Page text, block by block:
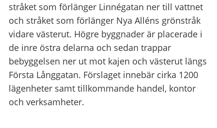
stråket som förlänger Linnégatan ner till vattnet
och stråket som förlänger Nya Alléns grönstråk
vidare västerut. Högre byggnader är placerade i
de inre östra delarna och sedan trappar
bebyggelsen ner ut mot kajen och västerut längs
Första Långgatan. Förslaget innebär cirka 1200
lägenheter samt tillkommande handel, kontor
och verksamheter.